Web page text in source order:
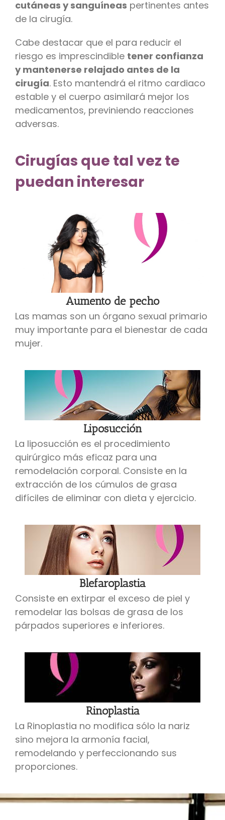
cutáneas y sanguíneas pertinentes antes
de la cirugía.
Cabe destacar que el para reducir el
riesgo es imprescindible tener confianza
y mantenerse relajado antes de la
cirugía. Esto mantendrá el ritmo cardiaco
estable y el cuerpo asimilará mejor los
medicamentos, previniendo reacciones
adversas.
Cirugías que tal vez te
puedan interesar
Aumento de pecho
Las mamas son un órgano sexual primario
muy importante para el bienestar de cada
mujer.
Liposucción
La liposucción es el procedimiento
quirúrgico más eficaz para una
remodelación corporal. Consiste en la
extracción de los cúmulos de grasa
difíciles de eliminar con dieta y ejercicio.
Blefaroplastia
Consiste en extirpar el exceso de piel y
remodelar las bolsas de grasa de los
párpados superiores e inferiores.
Rinoplastia
La Rinoplastia no modifica sólo la nariz
sino mejora la armonía facial,
remodelando y perfeccionando sus
proporciones.